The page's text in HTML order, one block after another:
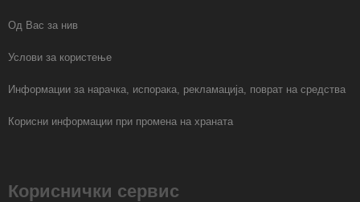
Од Вас за нив
Услови за користење
Информации за нарачка, испорака, рекламација, поврат на средства
Корисни информации при промена на храната
Кориснички сервис